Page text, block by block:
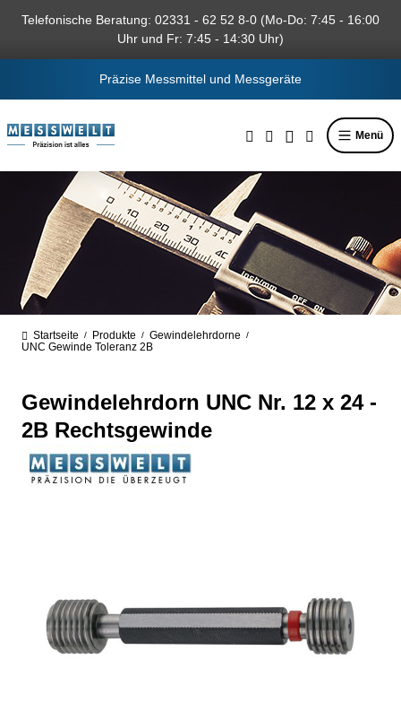
springen
Telefonische Beratung: 02331 - 62 52 8-0 (Mo-Do: 7:45 - 16:00
Uhr und Fr: 7:45 - 14:30 Uhr)
Präzise Messmittel und Messgeräte
Menü
Startseite / Produkte / Gewindelehrdorne /
UNC Gewinde Toleranz 2B
Gewindelehrdorn UNC Nr. 12 x 24 -
2B Rechtsgewinde